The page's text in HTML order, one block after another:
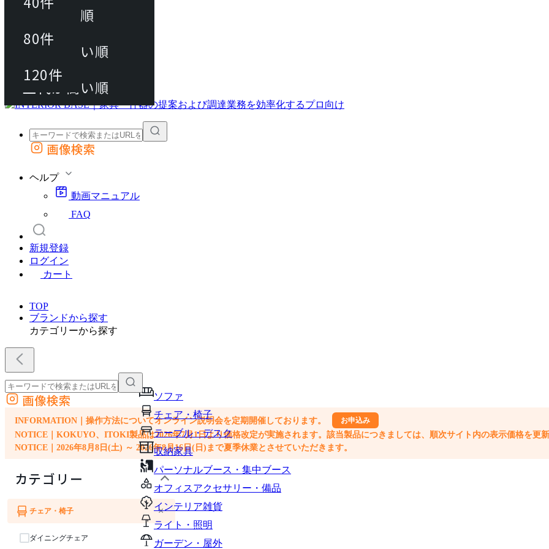
動画マニュアル
FAQ
カート
外部サイトの商品をカートに追加
画像検索
ヘルプ
動画マニュアル
FAQ
新規登録
ログイン
カート
TOP
ブランドから探す
カテゴリーから探す
ソファ
チェア・椅子
テーブル・デスク
収納家具
パーソナルブース・集中ブース
オフィスアクセサリー・備品
インテリア雑貨
ライト・照明
ガーデン・屋外
外部サイトの商品をカートに追加
他のサイトで見つけた商品ページのURLを貼り付けて、カートに追加できます
画像検索
INFORMATION｜操作方法についてオンライン説明会を定期開催しております。 お申込み
NOTICE｜KOKUYO、ITOKI製品は2026年7月1日より価格改定が実施されます。該当製品につきましては、順次サイト内の表示価格を更新
NOTICE｜2026年8月8日(土) ～ 2026年8月16日(日)まで夏季休業とさせていただきます。
カテゴリー
チェア・椅子 ×
ダイニングチェア
80件
120件
おすすめ順
上代が安い順
上代が高い順
80件
120件